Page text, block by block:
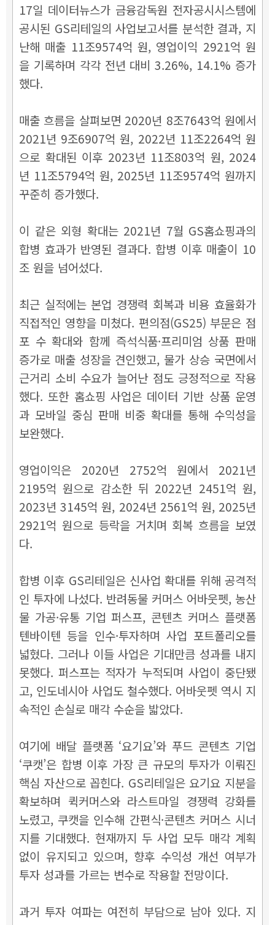
17일 데이터뉴스가 금융감독원 전자공시시스템에
공시된 GS리테일의 사업보고서를 분석한 결과, 지
난해 매출 11조9574억 원, 영업이익 2921억 원
을 기록하며 각각 전년 대비 3.26%, 14.1% 증가
했다.
매출 흐름을 살펴보면 2020년 8조7643억 원에서
2021년 9조6907억 원, 2022년 11조2264억 원
으로 확대된 이후 2023년 11조803억 원, 2024
년 11조5794억 원, 2025년 11조9574억 원까지
꾸준히 증가했다.
이 같은 외형 확대는 2021년 7월 GS홈쇼핑과의
합병 효과가 반영된 결과다. 합병 이후 매출이 10
조 원을 넘어섰다.
최근 실적에는 본업 경쟁력 회복과 비용 효율화가
직접적인 영향을 미쳤다. 편의점(GS25) 부문은 점
포 수 확대와 함께 즉석식품·프리미엄 상품 판매
증가로 매출 성장을 견인했고, 물가 상승 국면에서
근거리 소비 수요가 늘어난 점도 긍정적으로 작용
했다. 또한 홈쇼핑 사업은 데이터 기반 상품 운영
과 모바일 중심 판매 비중 확대를 통해 수익성을
보완했다.
영업이익은 2020년 2752억 원에서 2021년
2195억 원으로 감소한 뒤 2022년 2451억 원,
2023년 3145억 원, 2024년 2561억 원, 2025년
2921억 원으로 등락을 거치며 회복 흐름을 보였
다.
합병 이후 GS리테일은 신사업 확대를 위해 공격적
인 투자에 나섰다. 반려동물 커머스 어바웃펫, 농산
물 가공·유통 기업 퍼스프, 콘텐츠 커머스 플랫폼
텐바이텐 등을 인수·투자하며 사업 포트폴리오를
넓혔다. 그러나 이들 사업은 기대만큼 성과를 내지
못했다. 퍼스프는 적자가 누적되며 사업이 중단됐
고, 인도네시아 사업도 철수했다. 어바웃펫 역시 지
속적인 손실로 매각 수순을 밟았다.
여기에 배달 플랫폼 ‘요기요’와 푸드 콘텐츠 기업
‘쿠캣’은 합병 이후 가장 큰 규모의 투자가 이뤄진
핵심 자산으로 꼽힌다. GS리테일은 요기요 지분을
확보하며 퀵커머스와 라스트마일 경쟁력 강화를
노렸고, 쿠캣을 인수해 간편식·콘텐츠 커머스 시너
지를 기대했다. 현재까지 두 사업 모두 매각 계획
없이 유지되고 있으며, 향후 수익성 개선 여부가
투자 성과를 가르는 변수로 작용할 전망이다.
과거 투자 여파는 여전히 부담으로 남아 있다. 지